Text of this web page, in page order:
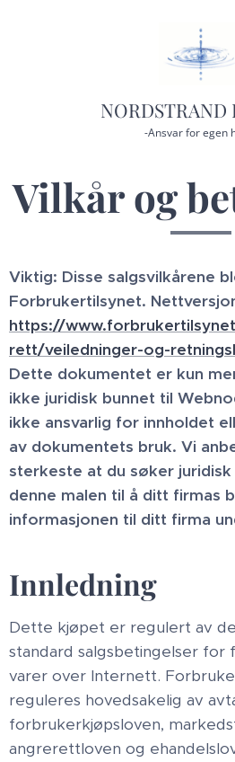
NORDSTRAND
-Ansvar for egen
Vilkår og
Viktig: Disse salgsvilkårene
Forbrukertilsynet.
https://
rett/veiledninger-og-
Dette dokumentet er kun
ikke juridisk bunnet til
ikke ansvarlig for innholdet
av dokumentets bruk. Vi
sterkeste at du søker
denne malen til å ditt firmas
informasjonen til ditt firma
Innledning
Dette kjøpet er regulert av
standard salgsbetingelser for
varer over Internett.
reguleres hovedsakelig av
forbrukerkjøpsloven,
angrerettloven og